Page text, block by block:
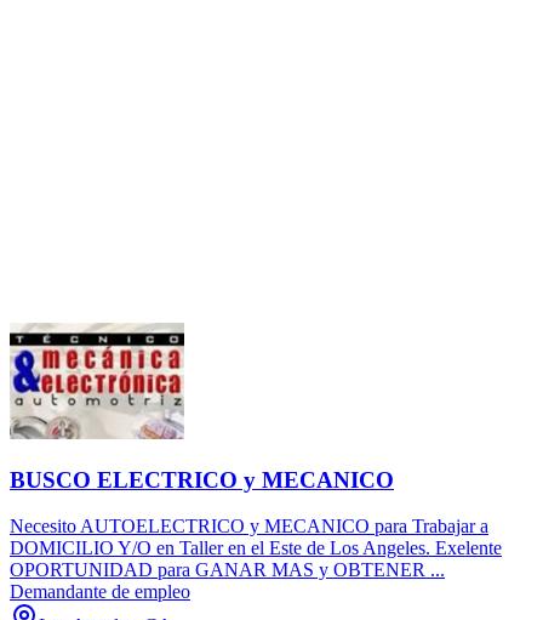
BUSCO ELECTRICO y MECANICO
Necesito AUTOELECTRICO y MECANICO para Trabajar a
DOMICILIO Y/O en Taller en el Este de Los Angeles. Exelente
OPORTUNIDAD para GANAR MAS y OBTENER ...
Demandante de empleo